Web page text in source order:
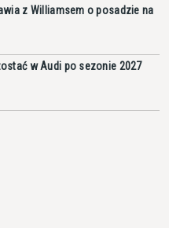
z Williamsem o posadzie na
w Audi po sezonie 2027